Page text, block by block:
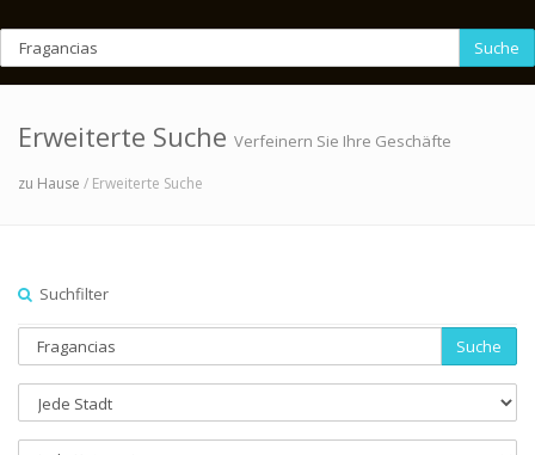
Suche
Erweiterte Suche Verfeinern Sie Ihre Geschäfte
zu Hause / Erweiterte Suche
Suchfilter
Suche